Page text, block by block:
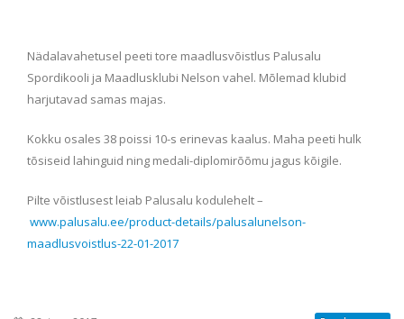
Nädalavahetusel peeti tore maadlusvõistlus Palusalu
Spordikooli ja Maadlusklubi Nelson vahel. Mõlemad klubid
harjutavad samas majas.
Kokku osales 38 poissi 10-s erinevas kaalus. Maha peeti hulk
tõsiseid lahinguid ning medali-diplomirõõmu jagus kõigile.
Pilte võistlusest leiab Palusalu kodulehelt –
www.palusalu.ee/product-details/palusalunelson-
maadlusvoistlus-22-01-2017